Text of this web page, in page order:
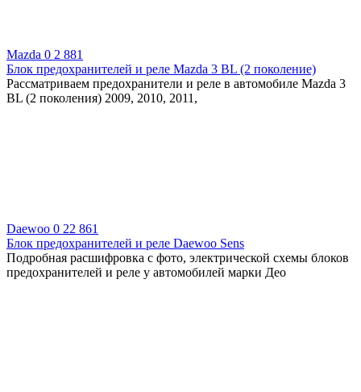
Mazda 0 2 881
Блок предохранителей и реле Mazda 3 BL (2 поколение)
Рассматриваем предохранители и реле в автомобиле Mazda 3
BL (2 поколения) 2009, 2010, 2011,
Daewoo 0 22 861
Блок предохранителей и реле Daewoo Sens
Подробная расшифровка с фото, электрической схемы блоков
предохранителей и реле у автомобилей марки Део